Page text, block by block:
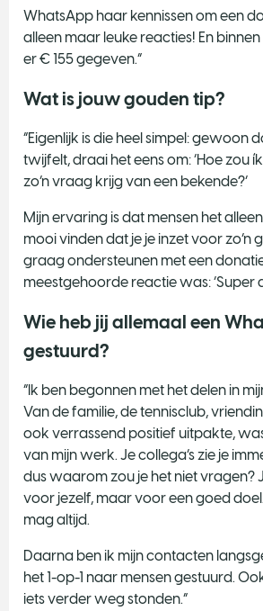
WhatsApp haar kennissen om een
alleen maar leuke reacties! En
er € 155 gegeven.”
Wat is jouw gouden tip?
“Eigenlijk is die heel simpel: gewoon
twijfelt, draai het eens om: ‘Hoe zou
zo’n vraag krijg van een bekende?’
Mijn ervaring is dat mensen het
mooi vinden dat je je inzet voor zo’n
graag ondersteunen met een
meestgehoorde reactie was: ‘Super
Wie heb jij allemaal een
gestuurd?
“Ik ben begonnen met het delen in
Van de familie, de tennisclub,
ook verrassend positief uitpakte,
van mijn werk. Je collega’s zie je
dus waarom zou je het niet vragen?
voor jezelf, maar voor een goed doel.
mag altijd.
Daarna ben ik mijn contacten
het 1-op-1 naar mensen gestuurd.
iets verder weg stonden.”